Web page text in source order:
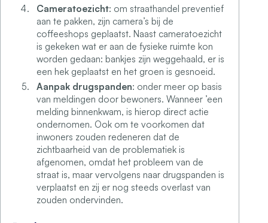
Cameratoezicht: om straathandel preventief
aan te pakken, zijn camera’s bij de
coffeeshops geplaatst. Naast cameratoezicht
is gekeken wat er aan de fysieke ruimte kon
worden gedaan: bankjes zijn weggehaald, er is
een hek geplaatst en het groen is gesnoeid.
Aanpak drugspanden: onder meer op basis
van meldingen door bewoners. Wanneer ’een
melding binnenkwam, is hierop direct actie
ondernomen. Ook om te voorkomen dat
inwoners zouden redeneren dat de
zichtbaarheid van de problematiek is
afgenomen, omdat het probleem van de
straat is, maar vervolgens naar drugspanden is
verplaatst en zij er nog steeds overlast van
zouden ondervinden.